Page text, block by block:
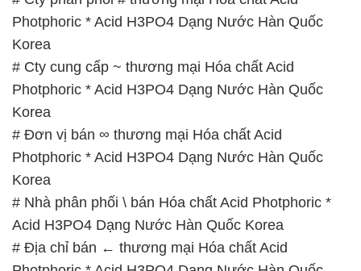
Korea
# Đơn vị bán ∞ thương mại Hóa chất Acid
Photphoric * Acid H3PO4 Dạng Nước Hàn Quốc
Korea
# Nhà phân phối \ bán Hóa chất Acid Photphoric *
Acid H3PO4 Dạng Nước Hàn Quốc Korea
# Địa chỉ bán ← thương mại Hóa chất Acid
Photphoric * Acid H3PO4 Dạng Nước Hàn Quốc
Korea
# Địa chỉ chuyên cung cấp ( cung ứng ) Hóa chất
Acid Photphoric * Acid H3PO4 Dạng Nước Hàn
Quốc Korea